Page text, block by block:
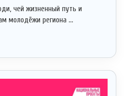
чей жизненный путь и
молодёжи региона ...